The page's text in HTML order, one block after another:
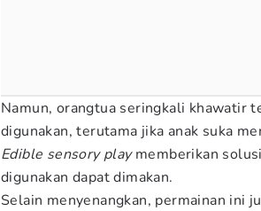
Namun, orangtua seringkali khawatir
digunakan, terutama jika anak suka
Edible sensory playmemberikan
digunakan dapat dimakan.
Selain menyenangkan, permainan ini